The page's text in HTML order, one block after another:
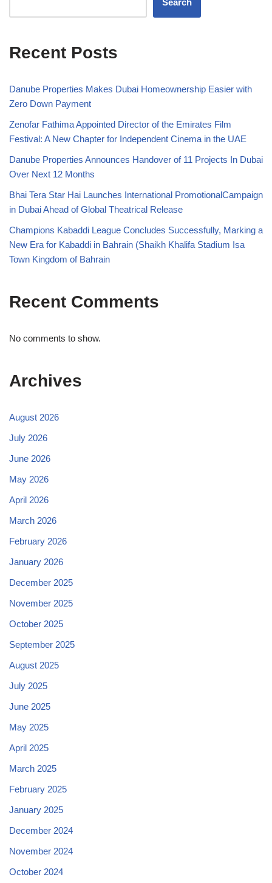
Search
Recent Posts
Danube Properties Makes Dubai Homeownership Easier with
Zero Down Payment
Zenofar Fathima Appointed Director of the Emirates Film
Festival: A New Chapter for Independent Cinema in the UAE
Danube Properties Announces Handover of 11 Projects In Dubai
Over Next 12 Months
Bhai Tera Star Hai Launches International PromotionalCampaign
in Dubai Ahead of Global Theatrical Release
Champions Kabaddi League Concludes Successfully, Marking a
New Era for Kabaddi in Bahrain (Shaikh Khalifa Stadium Isa
Town Kingdom of Bahrain
Recent Comments
No comments to show.
Archives
August 2026
July 2026
June 2026
May 2026
April 2026
March 2026
February 2026
January 2026
December 2025
November 2025
October 2025
September 2025
August 2025
July 2025
June 2025
May 2025
April 2025
March 2025
February 2025
January 2025
December 2024
November 2024
October 2024